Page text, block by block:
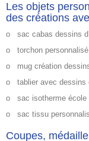
Les objets
des créations
o
sac cabas dessins
o
torchon
o
mug création
o
tablier avec dessins
o
sac isotherme école
o
sac tissu
Coupes,